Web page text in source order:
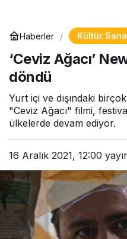
Haberler Kültür
‘Ceviz Ağacı’
döndü
Yurt içi ve dışındaki
"Ceviz Ağacı" filmi,
ülkelerde devam ediyor.
16 Aralık 2021, 12:00